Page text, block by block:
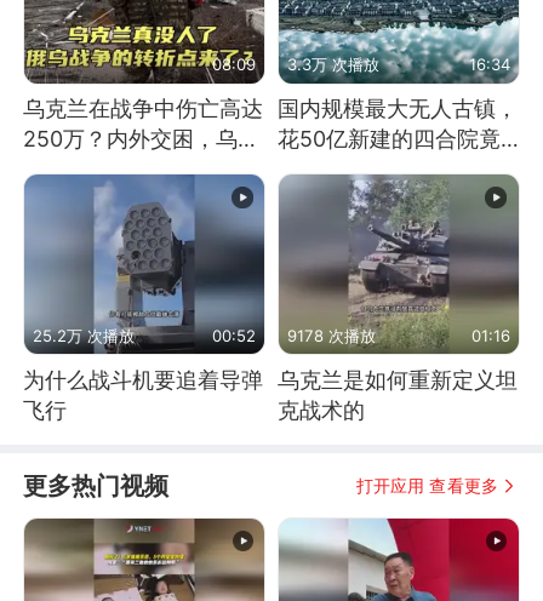
08:09
乌克兰在战争中伤亡高达
250万？内外交困，乌克
兰这下真没人了！
3.3万 次播放 16:34
国内规模最大无人古镇，
花50亿新建的四合院竟
没人住，发生了啥
25.2万 次播放 00:52
为什么战斗机要追着导弹
飞行
9178 次播放 01:16
乌克兰是如何重新定义坦
克战术的
更多热门视频 打开应用 查看更多